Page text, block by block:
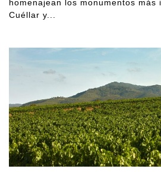
homenajean los monumentos más
Cuéllar y...